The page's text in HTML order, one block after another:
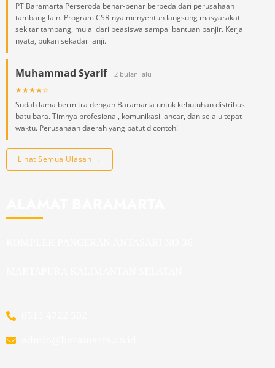
PT Baramarta Perseroda benar-benar berbeda dari perusahaan
tambang lain. Program CSR-nya menyentuh langsung masyarakat
sekitar tambang, mulai dari beasiswa sampai bantuan banjir. Kerja
nyata, bukan sekadar janji.
Muhammad Syarif 2 bulan lalu
★★★★☆
Sudah lama bermitra dengan Baramarta untuk kebutuhan distribusi
batu bara. Timnya profesional, komunikasi lancar, dan selalu tepat
waktu. Perusahaan daerah yang patut dicontoh!
Lihat Semua Ulasan →